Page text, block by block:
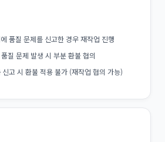
품질 문제를 신고한 경우 재작업 진행
질 문제 발생 시 부분 환불 협의
고 시 환불 적용 불가 (재작업 협의 가능)